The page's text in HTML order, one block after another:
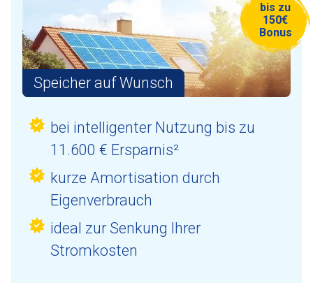
bis zu
150€
Bonus
Speicher auf Wunsch
bei intelligenter Nutzung bis zu
11.600 € Ersparnis²
kurze Amortisation durch
Eigenverbrauch
ideal zur Senkung Ihrer
Stromkosten